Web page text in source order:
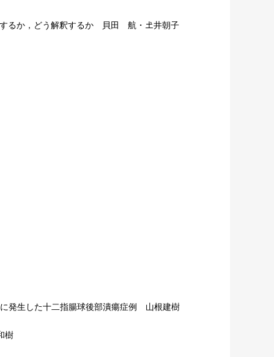
るか，どう解釈するか 貝田 航・𡈽井朝子
発生した十二指腸球後部潰瘍症例 山根建樹
樹